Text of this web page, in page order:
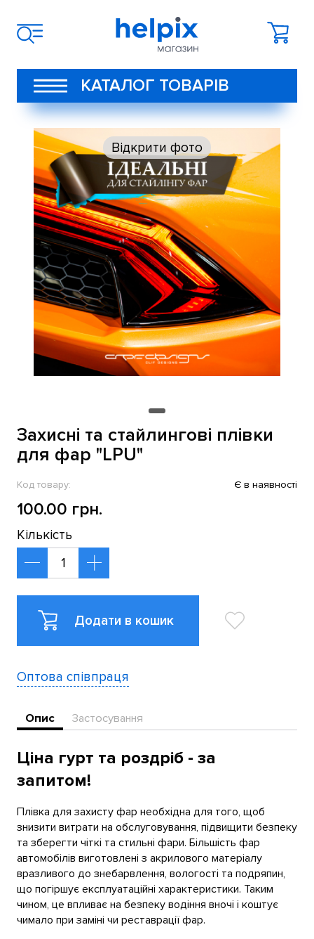
КАТАЛОГ ТОВАРІВ
Відкрити фото
Захисні та стайлингові плівки
для фар "LPU"
Код товару: Є в наявності
100.00 грн.
Кількість
Додати в кошик
Оптова співпраця
Опис Застосування
Ціна гурт та роздріб - за
запитом!
Плівка для захисту фар необхідна для того, щоб
знизити витрати на обслуговування, підвищити безпеку
та зберегти чіткі та стильні фари. Більшість фар
автомобілів виготовлені з акрилового матеріалу
вразливого до знебарвлення, вологості та подряпин,
що погіршує експлуатаційні характеристики. Таким
чином, це впливає на безпеку водіння вночі і коштує
чимало при заміні чи реставрації фар.